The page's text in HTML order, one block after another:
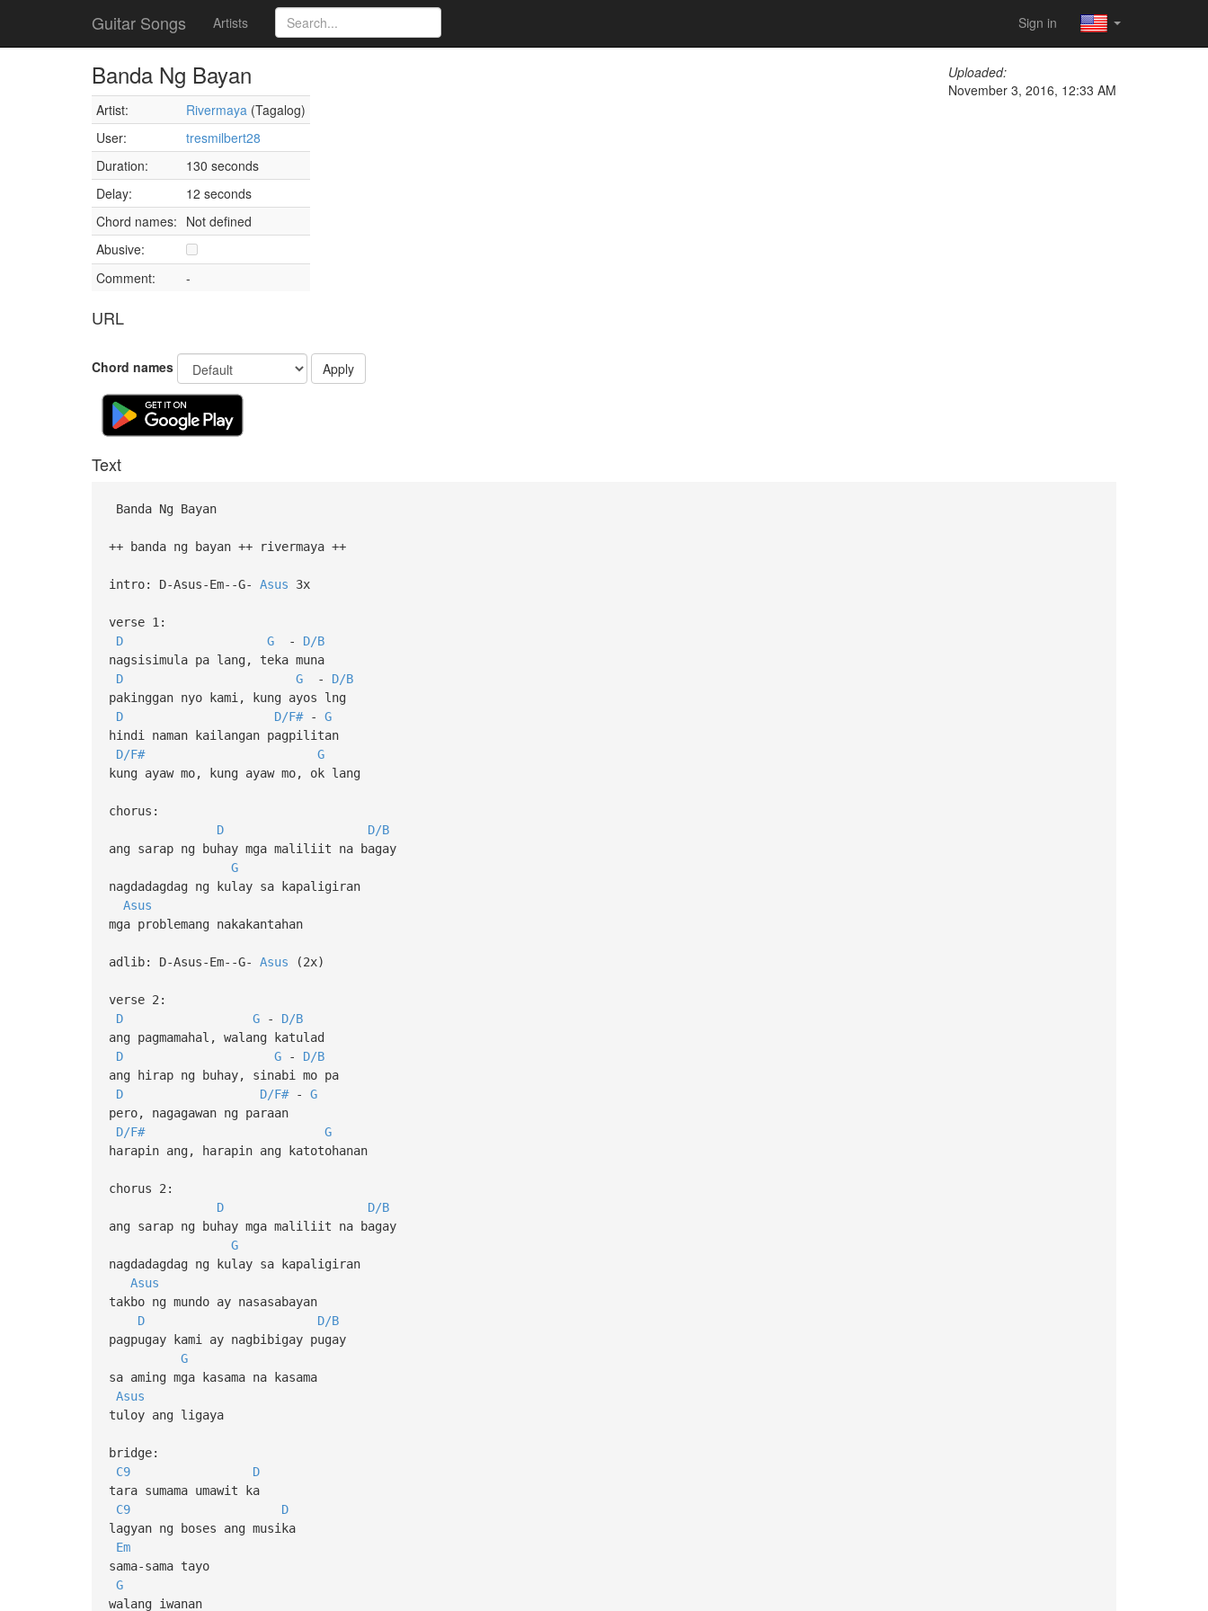
Guitar Songs Artists Sign in
Banda Ng Bayan
Artist: Rivermaya (Tagalog)
User:
tresmilbert28
Duration:
130 seconds
Delay:
12 seconds
Chord names: Not defined
Abusive:
Comment:
-
URL
Uploaded:
November 3, 2016, 12:33 AM
Chord names Apply
Text
Banda Ng Bayan
++ banda ng bayan ++ rivermaya ++
intro: D-Asus-Em--G- Asus 3x
verse 1:
D
G- D/B
nagsisimula pa lang, teka muna
D
G- D/B
pakinggan nyo kami, kung ayos lng
D
D/F#- G
hindi naman kailangan pagpilitan
D/F#
G
kung ayaw mo, kung ayaw mo, ok lang
chorus:
D
D/B
ang sarap ng buhay mga maliliit na bagay
G
nagdadagdag ng kulay sa kapaligiran
Asus
mga problemang nakakantahan
adlib: D-Asus-Em--G- Asus (2x)
verse 2:
D
G- D/B
ang pagmamahal, walang katulad
D
G- D/B
ang hirap ng buhay, sinabi mo pa
D
D/F#- G
pero, nagagawan ng paraan
D/F#
G
harapin ang, harapin ang katotohanan
chorus 2:
D
D/B
ang sarap ng buhay mga maliliit na bagay
G
nagdadagdag ng kulay sa kapaligiran
Asus
takbo ng mundo ay nasasabayan
D
D/B
pagpugay kami ay nagbibigay pugay
G
sa aming mga kasama na kasama
Asus
tuloy ang ligaya
bridge:
C9
D
tara sumama umawit ka
C9
D
lagyan ng boses ang musika
Em
sama-sama tayo
G
walang iwanan